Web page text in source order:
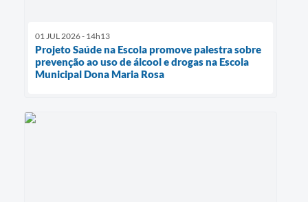
01 JUL 2026 - 14h13
Projeto Saúde na Escola promove palestra sobre
prevenção ao uso de álcool e drogas na Escola
Municipal Dona Maria Rosa